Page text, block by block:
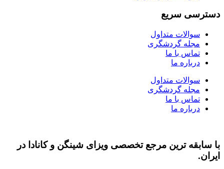
دسترسی سریع
سوالات متداول
مجله گردشگری
تماس با ما
درباره ما
سوالات متداول
مجله گردشگری
تماس با ما
درباره ما
با سابقه ‌ترین مرجع تخصصی ویزای شینگن و کانادا در
ایران.